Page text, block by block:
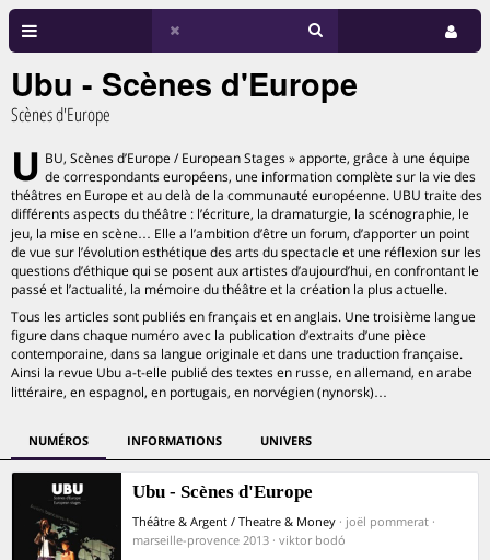
Ubu - Scènes d'Europe
Scènes d'Europe
U BU, Scènes d’Europe / European Stages » apporte, grâce à une équipe
de correspondants européens, une information complète sur la vie des
théâtres en Europe et au delà de la communauté européenne. UBU traite des
différents aspects du théâtre : l’écriture, la dramaturgie, la scénographie, le
jeu, la mise en scène… Elle a l’ambition d’être un forum, d’apporter un point
de vue sur l’évolution esthétique des arts du spectacle et une réflexion sur les
questions d’éthique qui se posent aux artistes d’aujourd’hui, en confrontant le
passé et l’actualité, la mémoire du théâtre et la création la plus actuelle.
Tous les articles sont publiés en français et en anglais. Une troisième langue
figure dans chaque numéro avec la publication d’extraits d’une pièce
contemporaine, dans sa langue originale et dans une traduction française.
Ainsi la revue Ubu a-t-elle publié des textes en russe, en allemand, en arabe
littéraire, en espagnol, en portugais, en norvégien (nynorsk)…
NUMÉROS INFORMATIONS UNIVERS
Ubu - Scènes d'Europe
Théâtre & Argent / Theatre & Money · joël pommerat ·
marseille-provence 2013 · viktor bodó